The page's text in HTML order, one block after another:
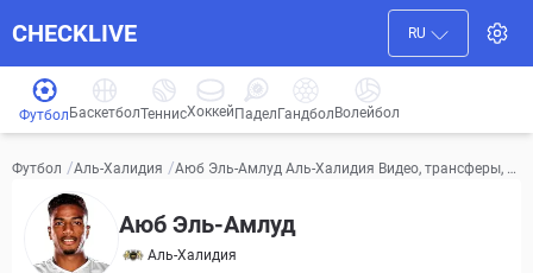
CHECKLIVE RU
Футбол БаскетболТеннисХоккей ПаделГандбол Волейбол
Футбол /Аль-Халидия /Аюб Эль-Амлуд Аль-Халидия Видео, трансферы, ст
Аюб Эль-Амлуд
Аль-Халидия